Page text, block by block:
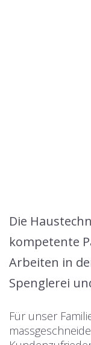
Die
kompetente
Arbeiten in
Spenglerei
Für unser